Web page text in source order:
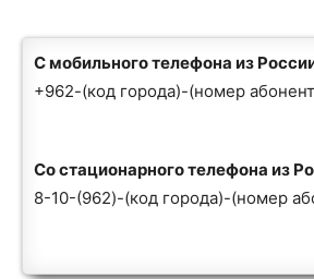
С мобильного телефона из
+962-(код города)-(номер
Со стационарного телефона из
8-10-(962)-(код города)-(номер